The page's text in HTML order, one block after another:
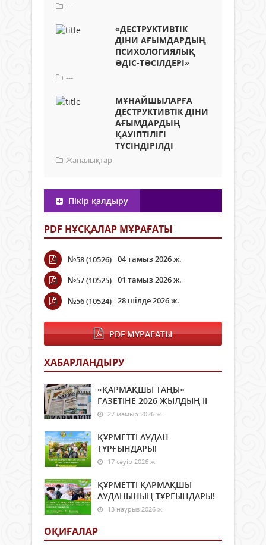
---
«ДЕСТРУКТИВТІК
ДІНИ АҒЫМДАРДЫҢ
ПСИХОЛОГИЯЛЫҚ
ӘДІС-ТӘСІЛДЕРІ»
---
МҰНАЙШЫЛАРҒА
ДЕСТРУКТИВТІК ДІНИ
АҒЫМДАРДЫҢ
ҚАУІПТІЛІГІ
ТҮСІНДІРІЛДІ
Жаңалықтар
Пікір қалдыру
PDF НҰСҚАЛАР МҰРАҒАТЫ
№58 (10526) 04 тамыз 2026 ж.
№57 (10525) 01 тамыз 2026 ж.
№56 (10524) 28 шілде 2026 ж.
PDF МҰРАҒАТЫ
ХАБАРЛАНДЫРУ
«ҚАРМАҚШЫ ТАҢЫ»
ГАЗЕТІНЕ 2026 ЖЫЛДЫҢ ІI
27 мамыр 2026 ж.
ҚҰРМЕТТІ АУДАН
ТҰРҒЫНДАРЫ!
17 сәуір 2026 ж.
ҚҰРМЕТТІ ҚАРМАҚШЫ
АУДАНЫНЫҢ ТҰРҒЫНДАРЫ!
13 наурыз 2026 ж.
ОҚИҒАЛАР